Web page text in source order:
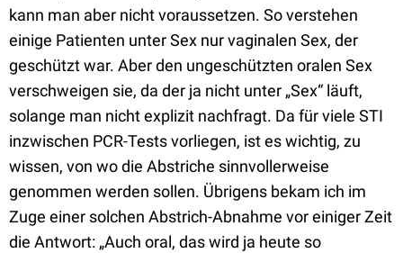
kann man aber nicht voraussetzen. So verstehen
einige Patienten unter Sex nur vaginalen Sex, der
geschützt war. Aber den ungeschützten oralen Sex
verschweigen sie, da der ja nicht unter „Sex“ läuft,
solange man nicht explizit nachfragt. Da für viele STI
inzwischen PCR-Tests vorliegen, ist es wichtig, zu
wissen, von wo die Abstriche sinnvollerweise
genommen werden sollen. Übrigens bekam ich im
Zuge einer solchen Abstrich-Abnahme vor einiger Zeit
die Antwort: „Auch oral, das wird ja heute so